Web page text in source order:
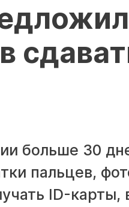
больше 30
пальцев,
ID-карты,